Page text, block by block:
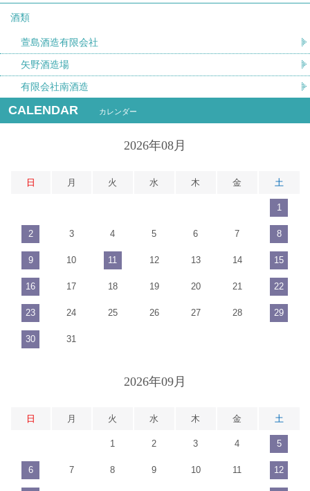
酒類
萱島酒造有限会社
矢野酒造場
有限会社南酒造
CALENDAR カレンダー
2026年08月
日 月 火 水 木 金 土
1
2 3 4 5 6 7 8
9 10 11 12 13 14 15
16 17 18 19 20 21 22
23 24 25 26 27 28 29
30 31
2026年09月
日 月 火 水 木 金 土
1 2 3 4 5
6 7 8 9 10 11 12